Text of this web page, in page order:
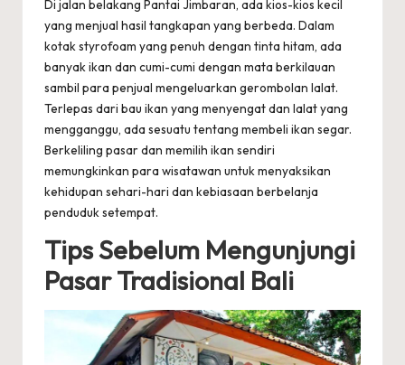
Di jalan belakang Pantai Jimbaran, ada kios-kios kecil
yang menjual hasil tangkapan yang berbeda. Dalam
kotak styrofoam yang penuh dengan tinta hitam, ada
banyak ikan dan cumi-cumi dengan mata berkilauan
sambil para penjual mengeluarkan gerombolan lalat.
Terlepas dari bau ikan yang menyengat dan lalat yang
mengganggu, ada sesuatu tentang membeli ikan segar.
Berkeliling pasar dan memilih ikan sendiri
memungkinkan para wisatawan untuk menyaksikan
kehidupan sehari-hari dan kebiasaan berbelanja
penduduk setempat.
Tips Sebelum Mengunjungi
Pasar Tradisional Bali